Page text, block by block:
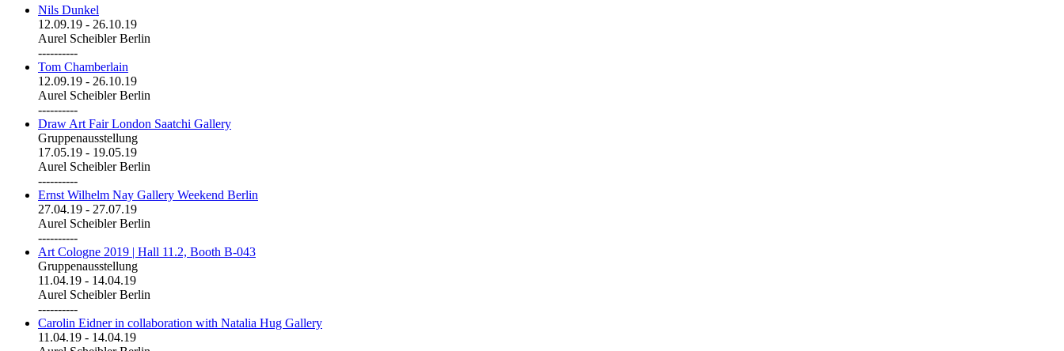
Nils Dunkel
12.09.19 - 26.10.19
Aurel Scheibler Berlin
----------
Tom Chamberlain
12.09.19 - 26.10.19
Aurel Scheibler Berlin
----------
Draw Art Fair London Saatchi Gallery
Gruppenausstellung
17.05.19 - 19.05.19
Aurel Scheibler Berlin
----------
Ernst Wilhelm Nay Gallery Weekend Berlin
27.04.19 - 27.07.19
Aurel Scheibler Berlin
----------
Art Cologne 2019 | Hall 11.2, Booth B-043
Gruppenausstellung
11.04.19 - 14.04.19
Aurel Scheibler Berlin
----------
Carolin Eidner in collaboration with Natalia Hug Gallery
11.04.19 - 14.04.19